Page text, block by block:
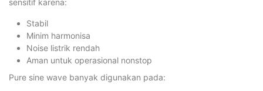
sensitif karena:
Stabil
Minim harmonisa
Noise listrik rendah
Aman untuk operasional nonstop
Pure sine wave banyak digunakan pada: